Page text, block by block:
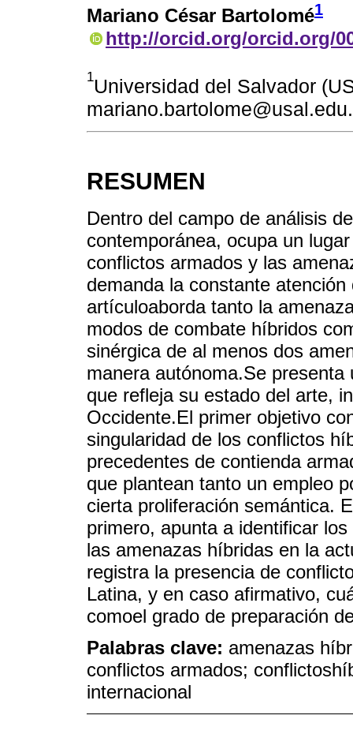
Mariano César Bartolomé1
http://orcid.org/orcid.org/
1Universidad del Salvador
RESUMEN
Dentro del campo de análisis
contemporánea, ocupa un
conflictos armados y las
demanda la constante
artículoaborda tanto la
modos de combate híbridos
sinérgica de al menos dos
manera autónoma.Se
que refleja su estado del arte,
Occidente.El primer objetivo
singularidad de los conflictos
precedentes de contienda
que plantean tanto un empleo
cierta proliferación semántica.
primero, apunta a identificar
las amenazas híbridas en la
registra la presencia de
Latina, y en caso afirmativo,
comoel grado de preparación
Palabras clave: amenazas
conflictos armados;
internacional